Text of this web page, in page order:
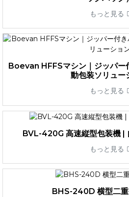
もっと見る
Boevan HFFSマシン｜ジッパー
動包装ソリュー
もっと見る
BVL-420G 高速縦型包装機 |
もっと見る
BHS-240D 横型二